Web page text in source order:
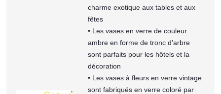
charme exotique aux tables et aux
fêtes
• Les vases en verre de couleur
ambre en forme de tronc d'arbre
sont parfaits pour les hôtels et la
décoration
• Les vases à fleurs en verre vintage
sont fabriqués en verre coloré par